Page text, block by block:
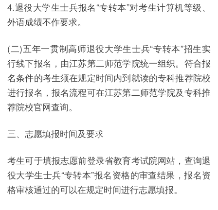
4.退役大学生士兵报名“专转本”对考生计算机等级、
外语成绩不作要求。
(二)五年一贯制高师退役大学生士兵“专转本”招生实
行线下报名，由江苏第二师范学院统一组织。符合报
名条件的考生须在规定时间内到就读的专科推荐院校
进行报名，报名流程可在江苏第二师范学院及专科推
荐院校官网查询。
三、志愿填报时间及要求
考生可于填报志愿前登录省教育考试院网站，查询退
役大学生士兵“专转本”报名资格的审查结果，报名资
格审核通过的可以在规定时间进行志愿填报。